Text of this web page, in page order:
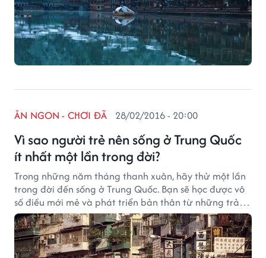
Vì sao người trẻ nên sống ở Trung Quốc
ít nhất một lần trong đời?
ĂN NGON - CHƠI ĐÃ 28/02/2016 - 20:00
Trong những năm tháng thanh xuân, hãy thử một lần
trong đời đến sống ở Trung Quốc. Bạn sẽ học được vô
số điều mới mẻ và phát triển bản thân từ những trải
nghiệm đầy thử thách mà trước giờ bạn chưa bao giờ
nghĩ đến.